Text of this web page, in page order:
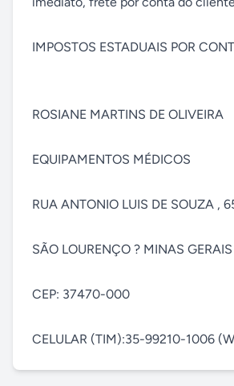
IMPOSTOS ESTADUAIS POR
ROSIANE MARTINS DE OLIVEIRA
EQUIPAMENTOS MÉDICOS
RUA ANTONIO LUIS DE SOUZA ,
SÃO LOURENÇO ? MINAS GERAIS
CEP: 37470-000
CELULAR (TIM):35-99210-1006